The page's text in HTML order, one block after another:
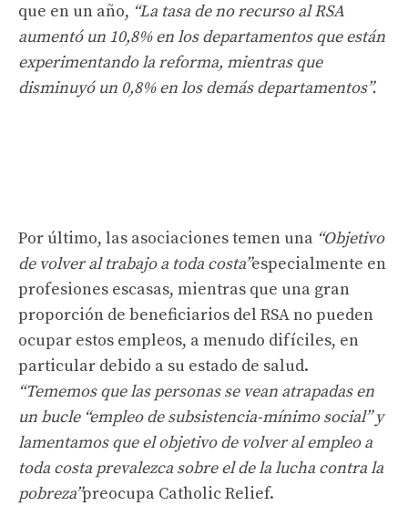
que en un año, “La tasa de no recurso al RSA
aumentó un 10,8% en los departamentos que están
experimentando la reforma, mientras que
disminuyó un 0,8% en los demás departamentos”.
Por último, las asociaciones temen una “Objetivo
de volver al trabajo a toda costa”especialmente en
profesiones escasas, mientras que una gran
proporción de beneficiarios del RSA no pueden
ocupar estos empleos, a menudo difíciles, en
particular debido a su estado de salud.
“Tememos que las personas se vean atrapadas en
un bucle “empleo de subsistencia-mínimo social” y
lamentamos que el objetivo de volver al empleo a
toda costa prevalezca sobre el de la lucha contra la
pobreza”preocupa Catholic Relief.